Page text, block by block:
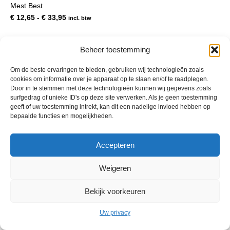
Beheer toestemming
Om de beste ervaringen te bieden, gebruiken wij technologieën zoals
cookies om informatie over je apparaat op te slaan en/of te raadplegen.
Door in te stemmen met deze technologieën kunnen wij gegevens zoals
surfgedrag of unieke ID's op deze site verwerken. Als je geen toestemming
geeft of uw toestemming intrekt, kan dit een nadelige invloed hebben op
bepaalde functies en mogelijkheden.
Accepteren
Weigeren
Bekijk voorkeuren
Uw privacy
gekozen
op
de
productpagina
Mest Best
€ 12,65 - € 33,95Prijsklasse:
€ 33,95
incl. btw
© 2013 - 2026 De Duurzame Tuin KvK Gouda 29029262 - BTW nr
NL001968744B76 Hosting: